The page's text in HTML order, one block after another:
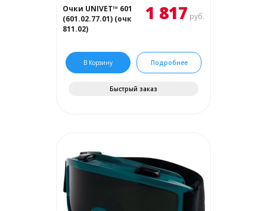
Очки UNIVET™ 601
(601.02.77.01) (очк
811.02)
1 817 руб.
В Корзину Подробнее
Быстрый заказ